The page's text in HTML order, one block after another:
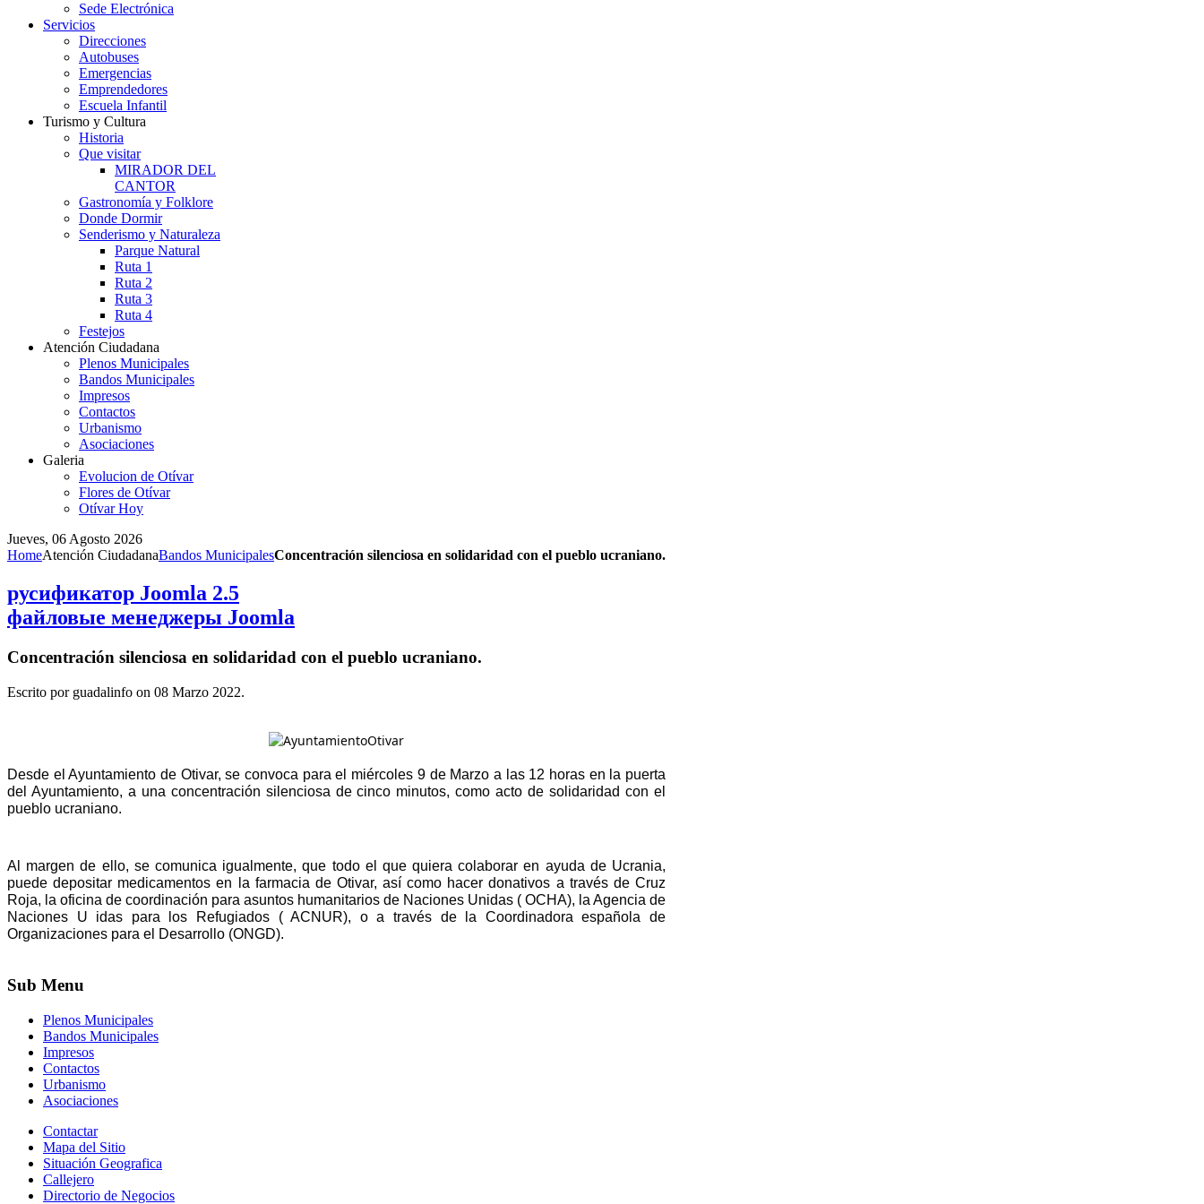
Sede Electrónica
Servicios
Direcciones
Autobuses
Emergencias
Emprendedores
Escuela Infantil
Turismo y Cultura
Historia
Que visitar
MIRADOR DEL
CANTOR
Gastronomía y Folklore
Donde Dormir
Senderismo y Naturaleza
Parque Natural
Ruta 1
Ruta 2
Ruta 3
Ruta 4
Festejos
Atención Ciudadana
Plenos Municipales
Bandos Municipales
Impresos
Contactos
Urbanismo
Asociaciones
Galeria
Evolucion de Otívar
Flores de Otívar
Otívar Hoy
Jueves, 06 Agosto 2026
HomeAtención CiudadanaBandos MunicipalesConcentración silenciosa en solidaridad con el pueblo ucraniano.
русификатор Joomla 2.5
файловые менеджеры Joomla
Concentración silenciosa en solidaridad con el pueblo ucraniano.
Escrito por guadalinfo on 08 Marzo 2022.
Desde el Ayuntamiento de Otivar, se convoca para el miércoles 9 de Marzo a las 12 horas en la puerta
del Ayuntamiento, a una concentración silenciosa de cinco minutos, como acto de solidaridad con el
pueblo ucraniano.
Al margen de ello, se comunica igualmente, que todo el que quiera colaborar en ayuda de Ucrania,
puede depositar medicamentos en la farmacia de Otivar, así como hacer donativos a través de Cruz
Roja, la oficina de coordinación para asuntos humanitarios de Naciones Unidas ( OCHA), la Agencia de
Naciones U idas para los Refugiados ( ACNUR), o a través de la Coordinadora española de
Organizaciones para el Desarrollo (ONGD).
Sub Menu
Plenos Municipales
Bandos Municipales
Impresos
Contactos
Urbanismo
Asociaciones
Contactar
Mapa del Sitio
Situación Geografica
Callejero
Directorio de Negocios